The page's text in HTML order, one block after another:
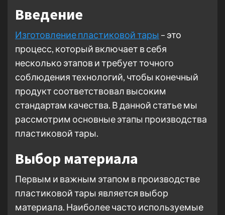
Введение
Изготовление пластиковой тары – это
процесс, который включает в себя
несколько этапов и требует точного
соблюдения технологий, чтобы конечный
продукт соответствовал высоким
стандартам качества. В данной статье мы
рассмотрим основные этапы производства
пластиковой тары.
Выбор материала
Первым и важным этапом в производстве
пластиковой тары является выбор
материала. Наиболее часто используемые